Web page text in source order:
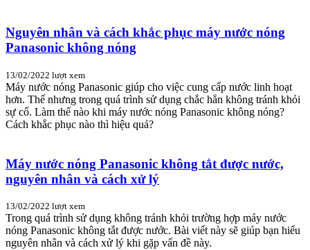
Nguyên nhân và cách khắc phục máy nước nóng
Panasonic không nóng
13/02/2022 lượt xem
Máy nước nóng Panasonic giúp cho việc cung cấp nước linh hoạt
hơn. Thế nhưng trong quá trình sử dụng chắc hẳn không tránh khỏi
sự cố. Làm thế nào khi máy nước nóng Panasonic không nóng?
Cách khắc phục nào thì hiệu quả?
Máy nước nóng Panasonic không tắt được nước,
nguyên nhân và cách xử lý
13/02/2022 lượt xem
Trong quá trình sử dụng không tránh khỏi trường hợp máy nước
nóng Panasonic không tắt được nước. Bài viết này sẽ giúp bạn hiểu
nguyên nhân và cách xử lý khi gặp vấn đề này.